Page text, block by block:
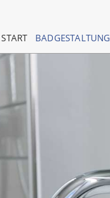
NAVIGATION
ÜBERSPRINGEN
START BADGESTALTUNG